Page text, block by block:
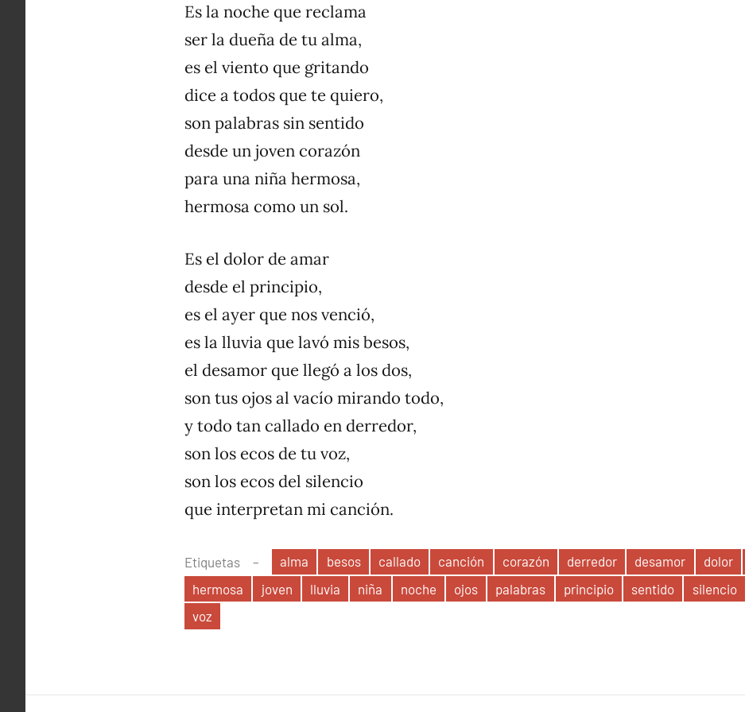
Es la noche que reclama
ser la dueña de tu alma,
es el viento que gritando
dice a todos que te quiero,
son palabras sin sentido
desde un joven corazón
para una niña hermosa,
hermosa como un sol.
Es el dolor de amar
desde el principio,
es el ayer que nos venció,
es la lluvia que lavó mis besos,
el desamor que llegó a los dos,
son tus ojos al vacío mirando todo,
y todo tan callado en derredor,
son los ecos de tu voz,
son los ecos del silencio
que interpretan mi canción.
Etiquetas alma besos callado canción corazón derredor desamor dolor
hermosa
joven lluvia niña noche ojos palabras principio sentido silencio
voz